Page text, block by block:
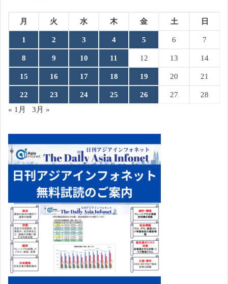
月 火 水 木 金 土 日
1 2 3 4 5 6 7
8 9 10 11 12 13 14
15 16 17 18 19 20 21
22 23 24 25 26 27
28
« 1月
3月 »